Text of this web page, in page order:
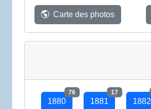
Carte des photos
1880
76
1881
17
1882